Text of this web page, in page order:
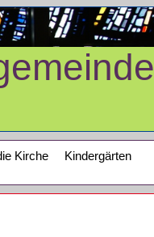
Kirche
Kindergärten